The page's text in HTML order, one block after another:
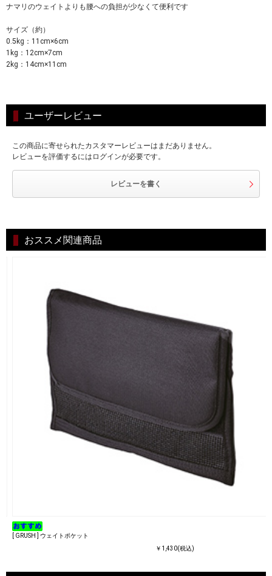
ナマリのウェイトよりも腰への負担が少なくて便利です
サイズ（約）
0.5kg：11cm×6cm
1kg：12cm×7cm
2kg：14cm×11cm
ユーザーレビュー
この商品に寄せられたカスタマーレビューはまだありません。
レビューを評価するにはログインが必要です。
レビューを書く
おススメ関連商品
[ GRUSH ] ウェイトポケット
￥1,430(税込)